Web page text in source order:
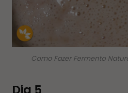
Como Fazer Fermento
Dia 5